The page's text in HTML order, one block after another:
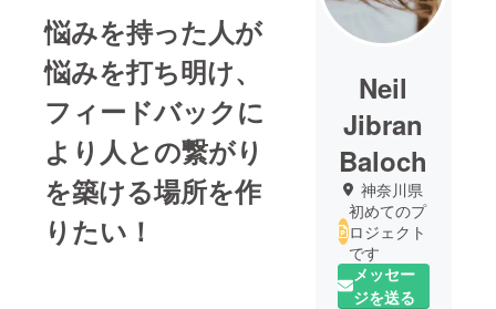
悩みを持った人が
悩みを打ち明け、
フィードバックに
より人との繋がり
を築ける場所を作
りたい！
Neil
Jibran
Baloch
神奈川県
初めてのプ
ロジェクト
です
メッセー
ジを送る